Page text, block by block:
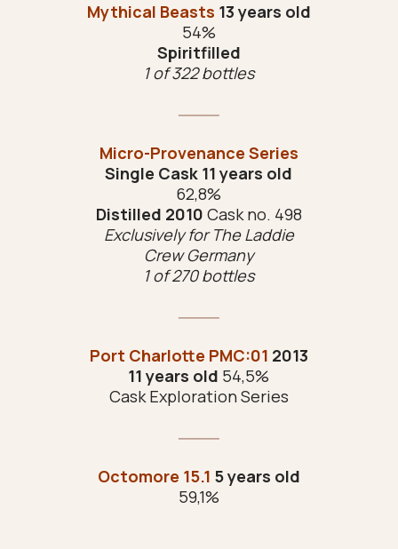
Mythical Beasts 13 years old
54%
Spiritfilled
1 of 322 bottles
Micro-Provenance Series
Single Cask 11 years old
62,8%
Distilled 2010 Cask no. 498
Exclusively for The Laddie
Crew Germany
1 of 270 bottles
Port Charlotte PMC:01 2013
11 years old 54,5%
Cask Exploration Series
Octomore 15.1 5 years old
59,1%